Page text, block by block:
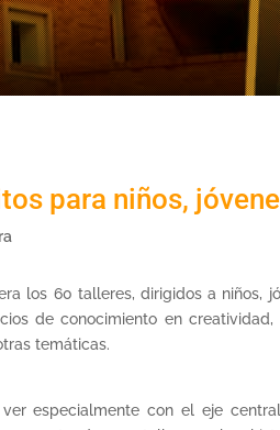
para niños,
los 60 talleres, dirigidos a niños,
de conocimiento en
temáticas.
especialmente con el eje